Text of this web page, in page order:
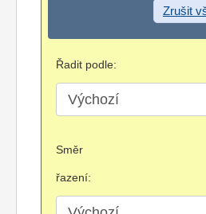
Zrušit
Řadit podle:
Směr
řazení: